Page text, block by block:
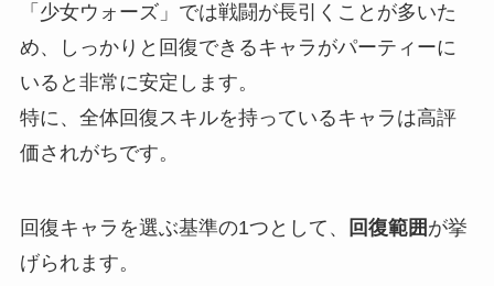
「少女ウォーズ」では戦闘が長引くことが多いた
め、しっかりと回復できるキャラがパーティーに
いると非常に安定します。
特に、全体回復スキルを持っているキャラは高評
価されがちです。
回復キャラを選ぶ基準の1つとして、 回復範囲 が挙
げられます。